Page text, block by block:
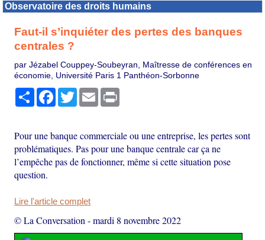
Observatoire des droits humains
Faut-il s’inquiéter des pertes des banques
centrales ?
par Jézabel Couppey-Soubeyran, Maîtresse de conférences en
économie, Université Paris 1 Panthéon-Sorbonne
PartagerFacebook
TwitterEmail
Pour une banque commerciale ou une entreprise, les pertes sont
problématiques. Pas pour une banque centrale car ça ne
l’empêche pas de fonctionner, même si cette situation pose
question.
Lire l'article complet
© La Conversation -mardi 8 novembre 2022